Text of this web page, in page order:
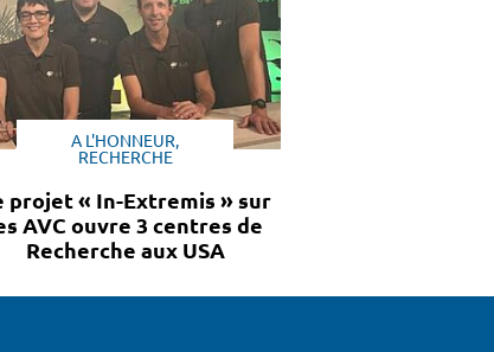
A L'HONNEUR,
RECHERCHE
projet « In-Extremis » sur
AVC ouvre 3 centres de
Recherche aux USA